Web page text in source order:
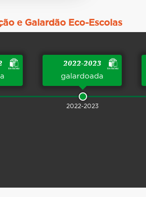
e Galardão Eco-Escolas
2022-2023
2022-2023
galardoada